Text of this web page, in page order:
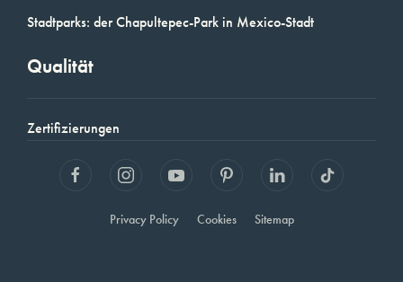
Stadtparks: der Chapultepec-Park in Mexico-Stadt
Qualität
Zertifizierungen
Privacy Policy Cookies Sitemap